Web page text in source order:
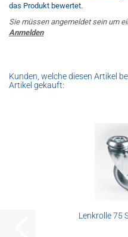
das Produkt bewertet.
Sie müssen angemeldet sein um
Anmelden
Kunden, welche diesen Artikel
Artikel gekauft:
Lenkrolle 75